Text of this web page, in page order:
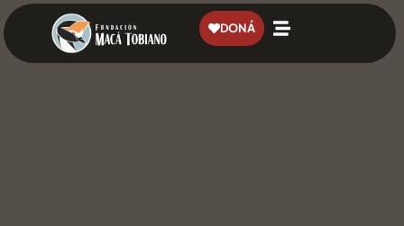
contenido
DONÁ